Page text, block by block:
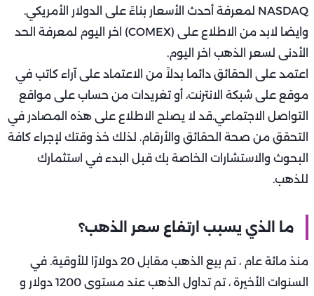
NASDAQ لمعرفة أحدث الأسعار بناءً على الدولار الأمريكي.
وايضا لابد من الاطلاع على (COMEX) اخر اليوم لمعرفة الحد
الأدنى لسعر الذهب اخر اليوم.
اعتمد على الحقائق دائما بدلاً من الاعتماد على آراء كاتب في
موقع على شبكة الانترنت، أو تغريدات من حساب على مواقع
التواصل الاجتماعي.قد لا يصلح الاطلاع على هذه المصادر في
التحقق من صحة الحقائق والأرقام. لذلك خذ وقتك لإجراء كافة
البحوث والاستشارات الخاصة بك قبل البدء في استثمارك
للذهب.
ما الذي يسبب ارتفاع سعر الذهب؟
منذ مائة عام ، تم بيع الذهب مقابل 20 دولارًا للأوقية. في
السنوات الأخيرة ، تم تداول الذهب عند مستوى 1200 دولار و